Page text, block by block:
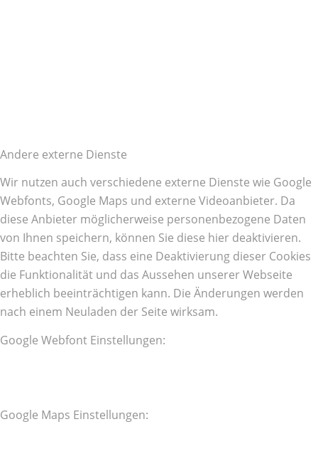
Andere externe Dienste
Wir nutzen auch verschiedene externe Dienste wie Google
Webfonts, Google Maps und externe Videoanbieter. Da
diese Anbieter möglicherweise personenbezogene Daten
von Ihnen speichern, können Sie diese hier deaktivieren.
Bitte beachten Sie, dass eine Deaktivierung dieser Cookies
die Funktionalität und das Aussehen unserer Webseite
erheblich beeinträchtigen kann. Die Änderungen werden
nach einem Neuladen der Seite wirksam.
Google Webfont Einstellungen:
Google Maps Einstellungen: